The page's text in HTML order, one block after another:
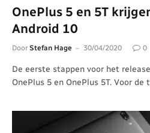
OnePlus 5 en 5T
Android 10
Door Stefan Hage 30/04/2020 0
De eerste stappen voor het
OnePlus 5 en OnePlus 5T. Voor